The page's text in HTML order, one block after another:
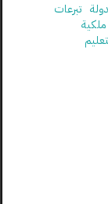
تبرعات
ملكية